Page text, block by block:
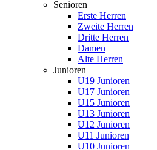
Senioren
Erste Herren
Zweite Herren
Dritte Herren
Damen
Alte Herren
Junioren
U19 Junioren
U17 Junioren
U15 Junioren
U13 Junioren
U12 Junioren
U11 Junioren
U10 Junioren